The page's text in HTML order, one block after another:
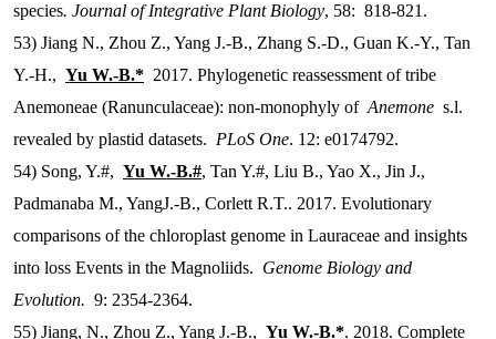
species. Journal of Integrative Plant Biology, 58: 818-821.
53) Jiang N., Zhou Z., Yang J.-B., Zhang S.-D., Guan K.-Y., Tan
Y.-H., Yu W.-B.* 2017. Phylogenetic reassessment of tribe
Anemoneae (Ranunculaceae): non-monophyly of Anemone s.l.
revealed by plastid datasets. PLoS One. 12: e0174792.
54) Song, Y.#, Yu W.-B.#, Tan Y.#, Liu B., Yao X., Jin J.,
Padmanaba M., YangJ.-B., Corlett R.T.. 2017. Evolutionary
comparisons of the chloroplast genome in Lauraceae and insights
into loss Events in the Magnoliids. Genome Biology and
Evolution. 9: 2354-2364.
55) Jiang, N., Zhou Z., Yang J.-B., Yu W.-B.*. 2018. Complete